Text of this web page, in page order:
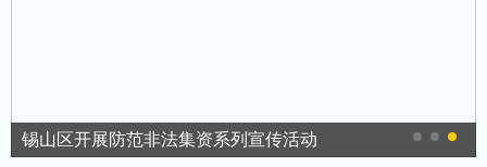
锡山区开展防范非法集资系列宣传活动